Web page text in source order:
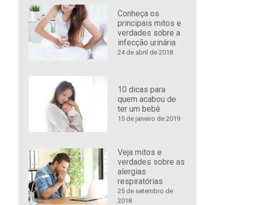
Conheça os
principais mitos e
verdades sobre a
infecção urinária
24 de abril de 2018
10 dicas para
quem acabou de
ter um bebê
15 de janeiro de 2019
Veja mitos e
verdades sobre as
alergias
respiratórias
25 de setembro de
2018